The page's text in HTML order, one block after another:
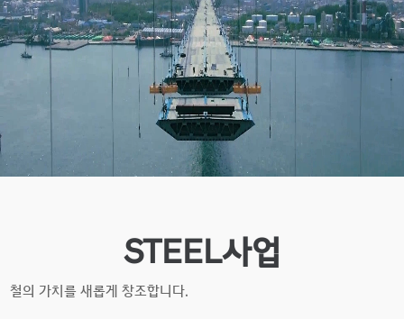
STEEL사업
철의 가치를 새롭게 창조합니다.